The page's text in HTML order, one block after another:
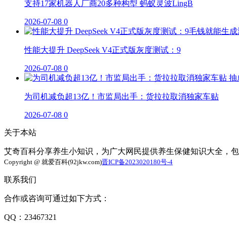
支持17家机器人厂商20多种构型 蚂蚁灵波LingB
2026-07-08 0
性能大提升 DeepSeek V4正式版灰度测试：9
2026-07-08 0
为司机减负超13亿！市监局出手：货拉拉取消独家车贴
2026-07-08 0
关于本站
艾奇百科分享养生小知识，为广大网民提供养生保健知识大全，
Copyright @ 就爱百科(92jkw.com)晋ICP备2023020180号-4
联系我们
合作或咨询可通过如下方式：
QQ：23467321